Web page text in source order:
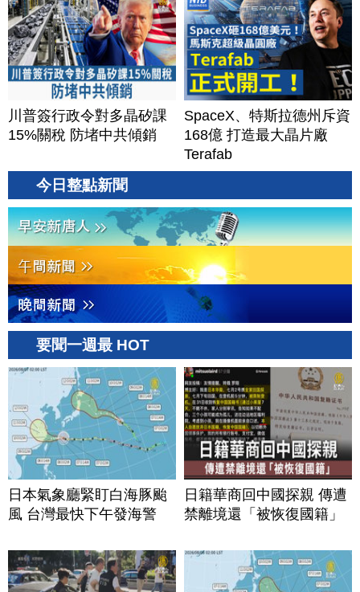
川普簽行政令對多晶矽課
15%關稅 防堵中共傾銷
SpaceX、特斯拉德州斥資
168億 打造最大晶片廠
Terafab
今日整點新聞
要聞一週最 HOT
日本氣象廳緊盯白海豚颱
風 台灣最快下午發海警
日籍華商回中國探親 傳遭
禁離境還「被恢復國籍」